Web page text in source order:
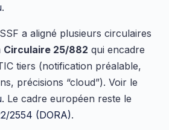
.
a aligné plusieurs circulaires
Circulaire 25/882 qui encadre
tiers (notification préalable,
précisions “cloud”). Voir le
. Le cadre européen reste le
2554 (DORA).